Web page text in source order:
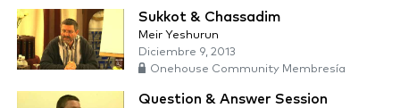
Sukkot & Chassadim
Meir Yeshurun
Diciembre 9, 2013
Onehouse Community Membresía
Question & Answer Session